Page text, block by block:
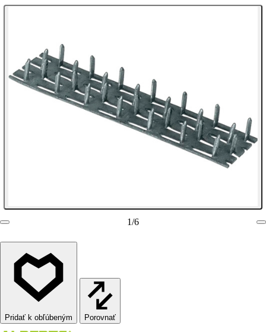
1/6
Porovnať